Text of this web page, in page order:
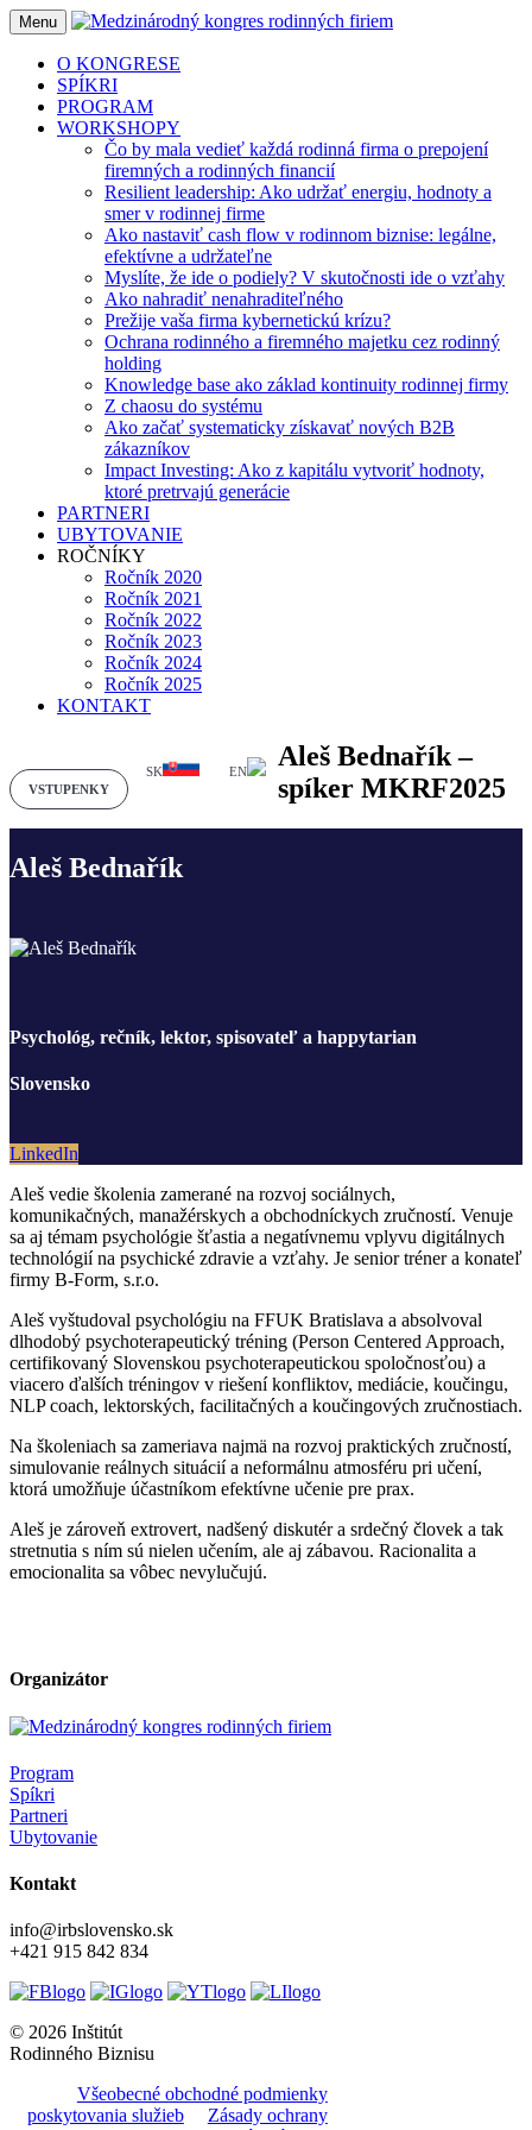
Menu
O KONGRESE
SPÍKRI
PROGRAM
WORKSHOPY
Čo by mala vedieť každá rodinná firma o prepojení
firemných a rodinných financií
Resilient leadership: Ako udržať energiu, hodnoty a
smer v rodinnej firme
Ako nastaviť cash flow v rodinnom biznise: legálne,
efektívne a udržateľne
Myslíte, že ide o podiely? V skutočnosti ide o vzťahy
Ako nahradiť nenahraditeľného
Prežije vaša firma kybernetickú krízu?
Ochrana rodinného a firemného majetku cez rodinný
holding
Knowledge base ako základ kontinuity rodinnej firmy
Z chaosu do systému
Ako začať systematicky získavať nových B2B
zákazníkov
Impact Investing: Ako z kapitálu vytvoriť hodnoty,
ktoré pretrvajú generácie
PARTNERI
UBYTOVANIE
ROČNÍKY
Ročník 2020
Ročník 2021
Ročník 2022
Ročník 2023
Ročník 2024
Ročník 2025
KONTAKT
VSTUPENKY
SK EN
Aleš Bednařík –
spíker MKRF2025
Aleš Bednařík
Psychológ, rečník, lektor, spisovateľ a happytarian
Slovensko
LinkedIn
Aleš vedie školenia zamerané na rozvoj sociálnych,
komunikačných, manažérskych a obchodníckych zručností. Venuje
sa aj témam psychológie šťastia a negatívnemu vplyvu digitálnych
technológií na psychické zdravie a vzťahy. Je senior tréner a konateľ
firmy B-Form, s.r.o.
Aleš vyštudoval psychológiu na FFUK Bratislava a absolvoval
dlhodobý psychoterapeutický tréning (Person Centered Approach,
certifikovaný Slovenskou psychoterapeutickou spoločnosťou) a
viacero ďalších tréningov v riešení konfliktov, mediácie, koučingu,
NLP coach, lektorských, facilitačných a koučingových zručnostiach.
Na školeniach sa zameriava najmä na rozvoj praktických zručností,
simulovanie reálnych situácií a neformálnu atmosféru pri učení,
ktorá umožňuje účastníkom efektívne učenie pre prax.
Aleš je zároveň extrovert, nadšený diskutér a srdečný človek a tak
stretnutia s ním sú nielen učením, ale aj zábavou. Racionalita a
emocionalita sa vôbec nevylučujú.
Organizátor
Program
Spíkri
Partneri
Ubytovanie
Kontakt
info@irbslovensko.sk
+421 915 842 834
© 2026 Inštitút
Rodinného Biznisu
Všeobecné obchodné podmienky
poskytovania služieb
Zásady ochrany